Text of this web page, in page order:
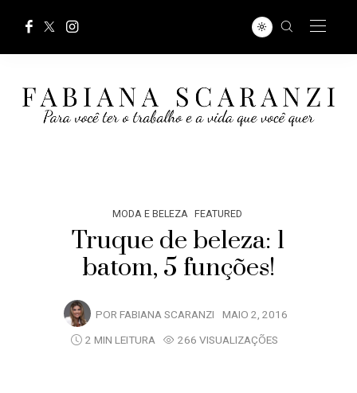
MODA E BELEZA FEATURED
Truque de beleza: 1
batom, 5 funções!
POR FABIANA SCARANZI MAIO 2, 2016
2 MIN LEITURA
266 VISUALIZAÇÕES